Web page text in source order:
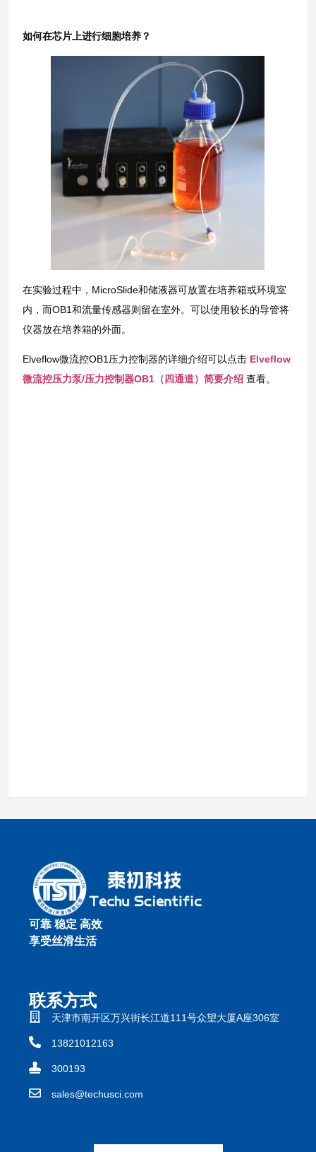
如何在芯片上进行细胞培养？
在实验过程中，MicroSlide和储液器可放置在培养箱或环境室
内，而OB1和流量传感器则留在室外。可以使用较长的导管将
仪器放在培养箱的外面。
Elveflow微流控OB1压力控制器的详细介绍可以点击 Elveflow
微流控压力泵/压力控制器OB1（四通道）简要介绍 查看。
可靠 稳定 高效
享受丝滑生活
联系方式
天津市南开区万兴街长江道111号众望大厦A座306室
13821012163
300193
sales@techusci.com